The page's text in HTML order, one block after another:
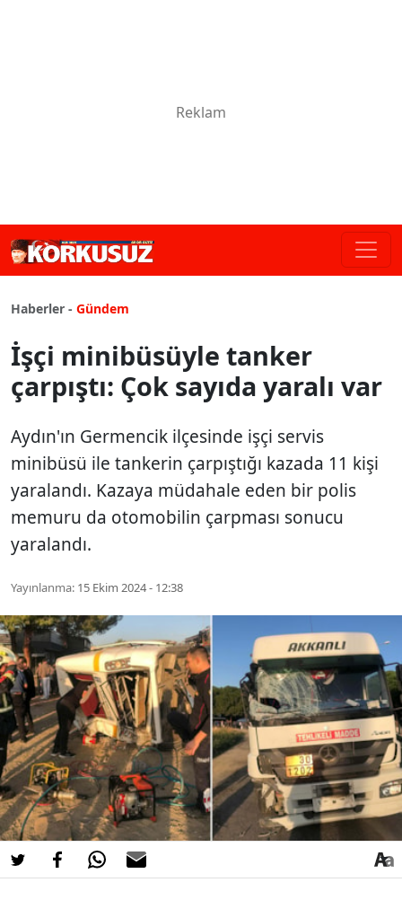
Haberler - Gündem
İşçi minibüsüyle tanker
çarpıştı: Çok sayıda yaralı var
Aydın'ın Germencik ilçesinde işçi servis
minibüsü ile tankerin çarpıştığı kazada 11 kişi
yaralandı. Kazaya müdahale eden bir polis
memuru da otomobilin çarpması sonucu
yaralandı.
Yayınlanma: 15 Ekim 2024 - 12:38